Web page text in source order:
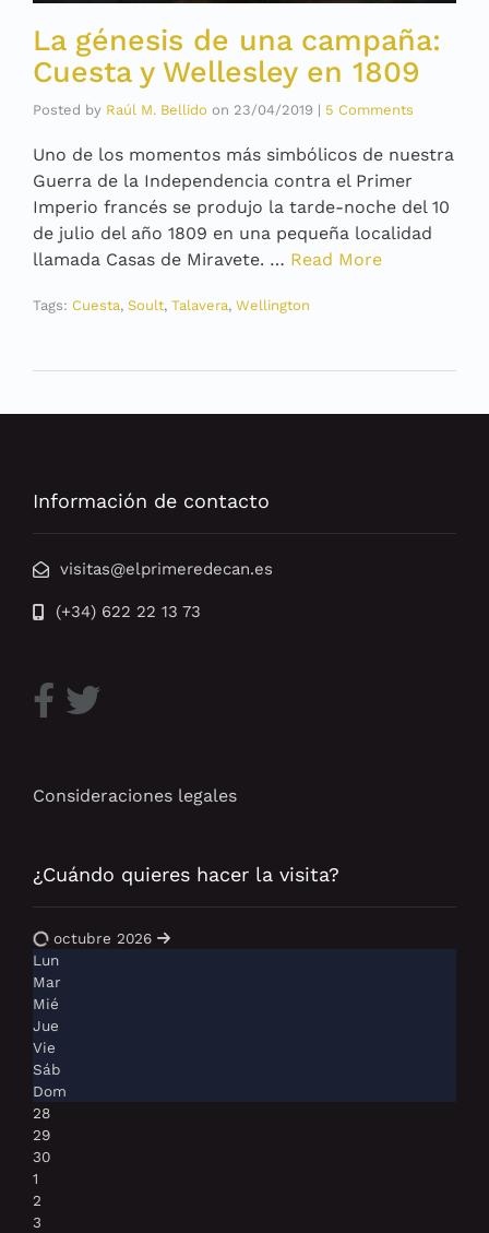
La génesis de una campaña:
Cuesta y Wellesley en 1809
Posted by Raúl M. Bellido on 23/04/2019 | 5 Comments
Uno de los momentos más simbólicos de nuestra
Guerra de la Independencia contra el Primer
Imperio francés se produjo la tarde-noche del 10
de julio del año 1809 en una pequeña localidad
llamada Casas de Miravete. … Read More
Tags: Cuesta, Soult, Talavera, Wellington
Información de contacto
visitas@elprimeredecan.es
(+34) 622 22 13 73
Consideraciones legales
¿Cuándo quieres hacer la visita?
octubre 2026
Lun
Mar
Mié
Jue
Vie
Sáb
Dom
28
29
30
1
2
3